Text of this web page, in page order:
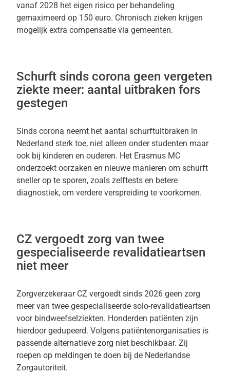
vanaf 2028 het eigen risico per behandeling
gemaximeerd op 150 euro. Chronisch zieken krijgen
mogelijk extra compensatie via gemeenten.
Schurft sinds corona geen vergeten
ziekte meer: aantal uitbraken fors
gestegen
Sinds corona neemt het aantal schurftuitbraken in
Nederland sterk toe, niet alleen onder studenten maar
ook bij kinderen en ouderen. Het Erasmus MC
onderzoekt oorzaken en nieuwe manieren om schurft
sneller op te sporen, zoals zelftests en betere
diagnostiek, om verdere verspreiding te voorkomen.
CZ vergoedt zorg van twee
gespecialiseerde revalidatieartsen
niet meer
Zorgverzekeraar CZ vergoedt sinds 2026 geen zorg
meer van twee gespecialiseerde solo-revalidatieartsen
voor bindweefselziekten. Honderden patiënten zijn
hierdoor gedupeerd. Volgens patiëntenorganisaties is
passende alternatieve zorg niet beschikbaar. Zij
roepen op meldingen te doen bij de Nederlandse
Zorgautoriteit.